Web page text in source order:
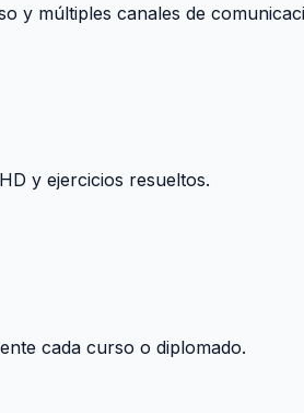
y múltiples canales de
y ejercicios resueltos.
cada curso o diplomado.